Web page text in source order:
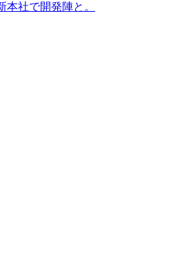
本社で開発陣と。